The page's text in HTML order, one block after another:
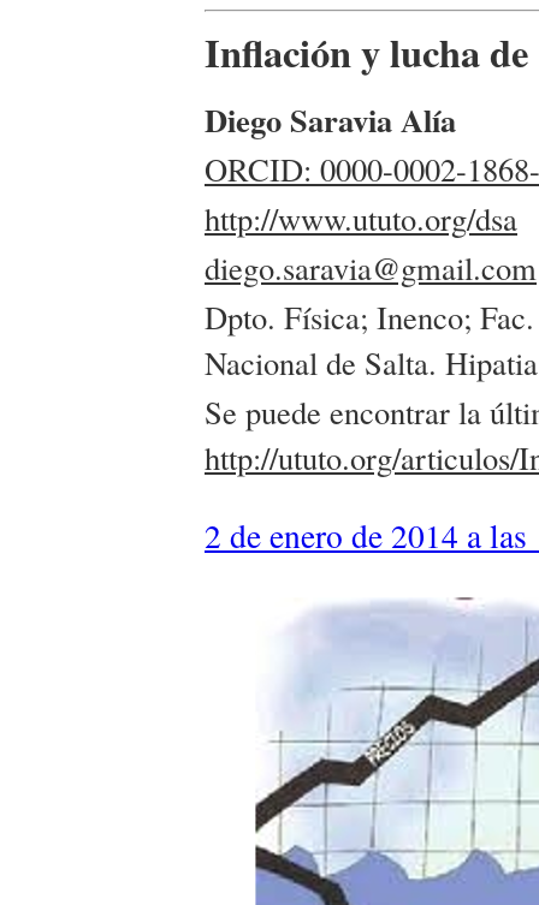
Inflación y lucha de
Diego Saravia Alía
ORCID: 0000-0002-
http://www.ututo.org/dsa
diego.saravia@gmail.com
Dpto. Física; Inenco;
Nacional de Salta.
Se puede encontrar la
http://ututo.org/articulos/
2 de enero de 2014 a